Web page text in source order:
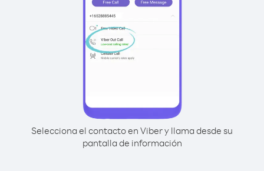
Selecciona el contacto en Viber y llama desde su
pantalla de información